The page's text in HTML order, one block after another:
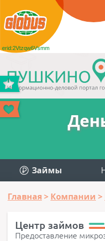
erid:2Vtzqw6Vsmm
Займы
Главная Компании
Центр займов
Предоставление